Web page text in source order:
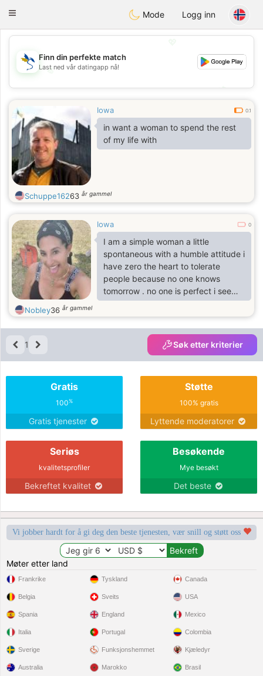
SvenskaDating
Toggle
Mode Logg inn
💖
💕
Finn din perfekte match
Last ned vår datingapp nå!
Iowa 0.1
in want a woman to spend the rest
of my life with
Schuppe16263 år gammel
Iowa 0
I am a simple woman a little
spontaneous with a humble attitude i
have zero the heart to tolerate
people because no one knows
tomorrow . no one is perfect i see
my self to be a good learner. i am
kind loving caring understanding
and i just dont give up if i want
something..
Nobley36 år gammel
1 Søk etter kriterier
Gratis
100%
Gratis tjenester
Støtte
100% gratis
Lyttende moderatorer
Seriøs
kvalitetsprofiler
Bekreftet kvalitet
Besøkende
Mye besøkt
Det beste
Vi jobber hardt for å gi deg den beste tjenesten, vær snill og støtt oss
Møter etter land
Frankrike
Belgia
Spania
Italia
Sverige
Tyskland
Sveits
England
Portugal
Funksjonshemmet
Canada
USA
Mexico
Colombia
Kjæledyr
Australia Marokko Brasil